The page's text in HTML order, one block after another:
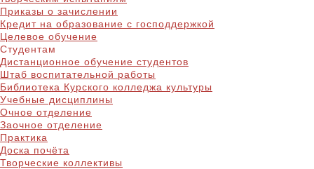
Приказы о зачислении
Кредит на образование с господдержкой
Целевое обучение
Студентам
Дистанционное обучение студентов
Штаб воспитательной работы
Библиотека Курского колледжа культуры
Учебные дисциплины
Очное отделение
Заочное отделение
Практика
Доска почёта
Творческие коллективы